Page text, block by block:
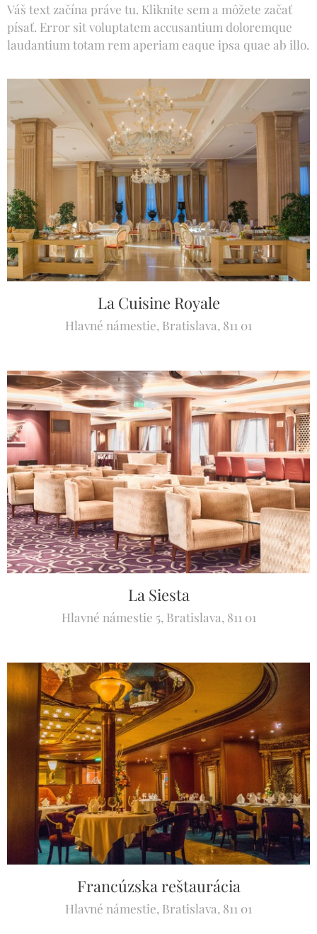
Váš text začína práve tu. Kliknite sem a môžete začať
písať. Error sit voluptatem accusantium doloremque
laudantium totam rem aperiam eaque ipsa quae ab illo.
La Cuisine Royale
Hlavné námestie, Bratislava, 811 01
La Siesta
Hlavné námestie 5, Bratislava, 811 01
Francúzska reštaurácia
Hlavné námestie, Bratislava, 811 01